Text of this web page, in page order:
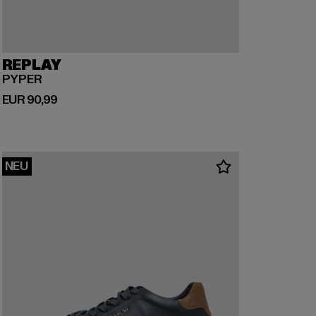
REPLAY
PYPER
EUR 90,99
Derzeitiger Preis: EUR 90,99
NEU